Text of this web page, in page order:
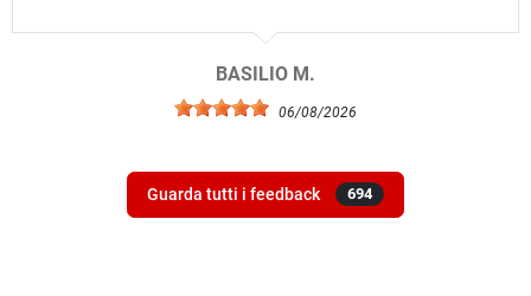
BASILIO M.
06/08/2026
Guarda tutti i feedback 694